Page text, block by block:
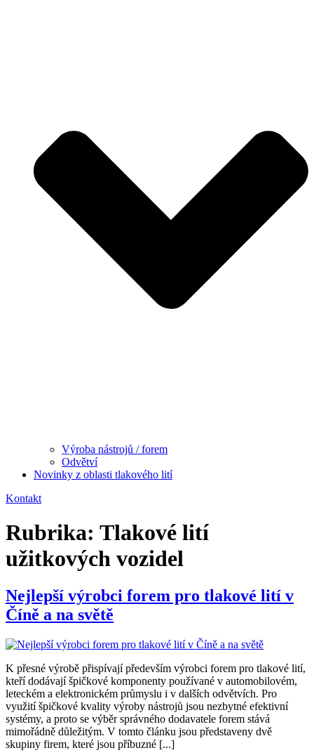
Výroba nástrojů / forem
Odvětví
Novinky z oblasti tlakového lití
Kontakt
Rubrika: Tlakové lití
užitkových vozidel
Nejlepší výrobci forem pro tlakové lití v
Číně a na světě
K přesné výrobě přispívají především výrobci forem pro tlakové lití,
kteří dodávají špičkové komponenty používané v automobilovém,
leteckém a elektronickém průmyslu i v dalších odvětvích. Pro
využití špičkové kvality výroby nástrojů jsou nezbytné efektivní
systémy, a proto se výběr správného dodavatele forem stává
mimořádně důležitým. V tomto článku jsou představeny dvě
skupiny firem, které jsou příbuzné [...]